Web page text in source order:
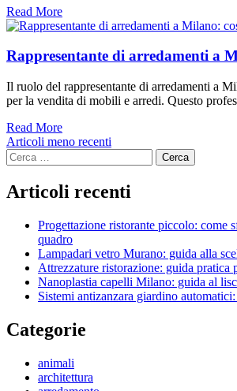
Read More
Rappresentante di arredamenti a
Il ruolo del rappresentante di arredamenti a
per la vendita di mobili e arredi. Questo
Read More
Navigazione
articoli
Articoli meno recenti
Ricerca
per:
Articoli recenti
Progettazione ristorante piccolo: come
quadro
Lampadari vetro Murano: guida alla
Attrezzature ristorazione: guida pratica
Nanoplastia capelli Milano: guida al
Sistemi antizanzara giardino
Categorie
animali
architettura